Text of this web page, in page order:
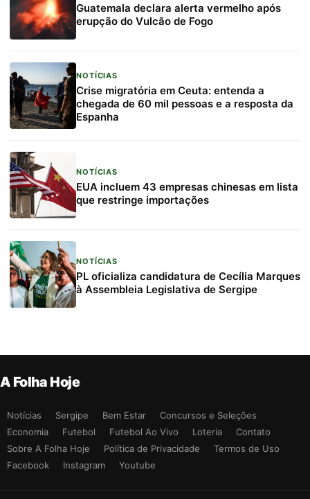
Guatemala declara alerta vermelho após
erupção do Vulcão de Fogo
NOTÍCIAS
Crise migratória em Ceuta: entenda a
chegada de 60 mil pessoas e a resposta da
Espanha
NOTÍCIAS
EUA incluem 43 empresas chinesas em lista
que restringe importações
NOTÍCIAS
PL oficializa candidatura de Cecília Marques
à Assembleia Legislativa de Sergipe
A Folha Hoje
Notícias Sergipe Bem Estar
Concursos e Seleções
Economia
Futebol Futebol Ao Vivo Loteria
Contato
Sobre A Folha Hoje
Política de Privacidade
Termos de Uso
Facebook
Instagram Youtube